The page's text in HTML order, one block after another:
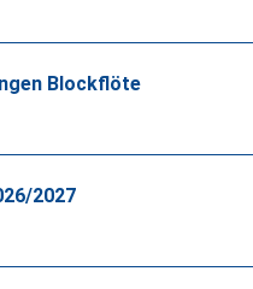
Blockflöte
2027